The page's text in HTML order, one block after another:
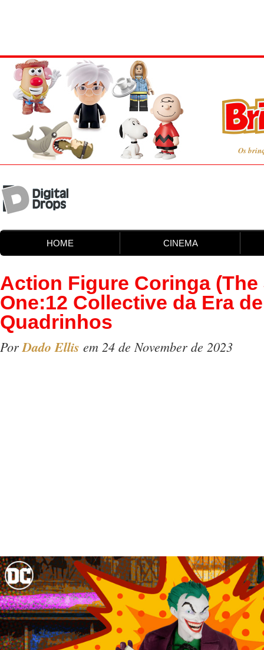
Os
HOME CINEMA
Action Figure Coringa (The
One:12 Collective da Era
Quadrinhos
PorDado Ellis em 24 de November de 2023